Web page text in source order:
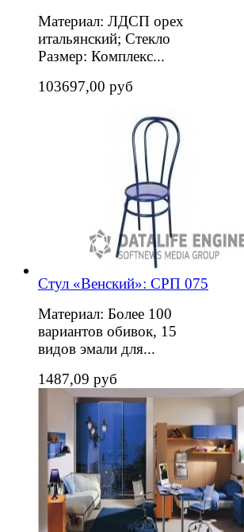
Материал: ЛДСП орех
итальянский; Стекло
Размер: Комплекс...
103697,00 руб
Стул «Венский»: СРП 075
Материал: Более 100
вариантов обивок, 15
видов эмали для...
1487,09 руб